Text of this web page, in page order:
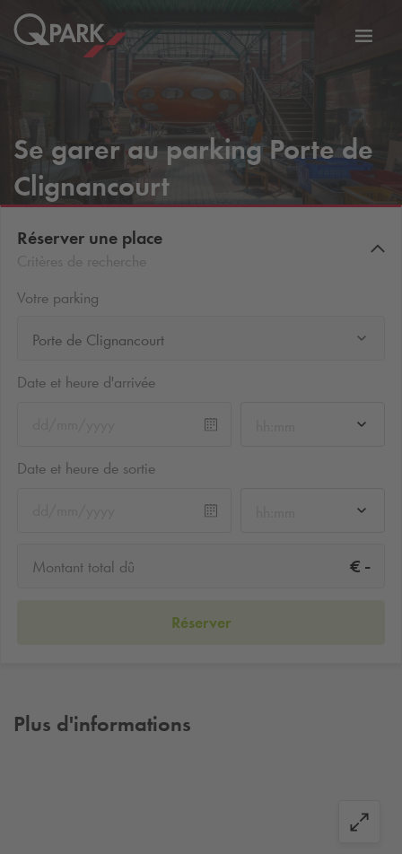
Se garer au parking Porte de
Clignancourt
Réserver une place
Votre parking
Porte de Clignancourt
Date et heure d'arrivée
Date et heure de sortie
Montant total dû € -
Réserver
Plus d'informations